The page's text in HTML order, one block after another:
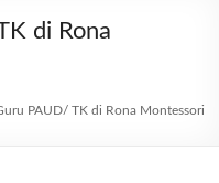
di Rona
PAUD/ TK di Rona Montessori